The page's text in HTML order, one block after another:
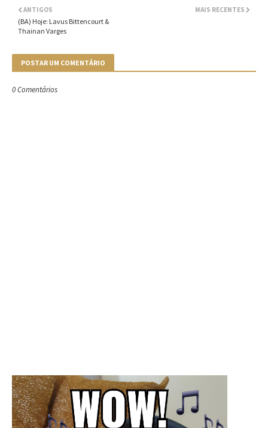
MAIS RECENTES
ANTIGOS
(BA) Hoje: Lavus Bittencourt &
Thainan Varges
POSTAR UM COMENTÁRIO
0 Comentários